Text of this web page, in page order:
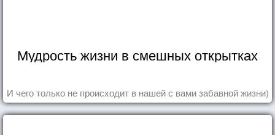
Мудрость жизни в смешных открытках
И чего только не происходит в нашей с вами забавной жизни)